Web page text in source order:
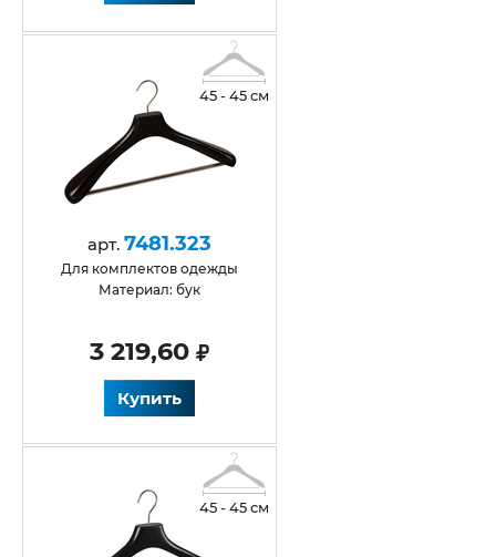
45 - 45 см
арт. 7481.323
для комплектов одежды
Материал: бук
3 219,60
Купить
45 - 45 см